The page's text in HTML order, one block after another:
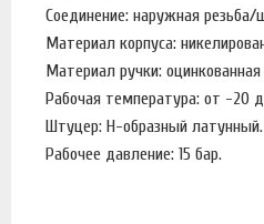
Соединение: наружная резьба/
Материал корпуса:
Материал ручки:
Рабочая температура: от -20
Штуцер: H-образный латунный.
Рабочее давление: 15 бар.